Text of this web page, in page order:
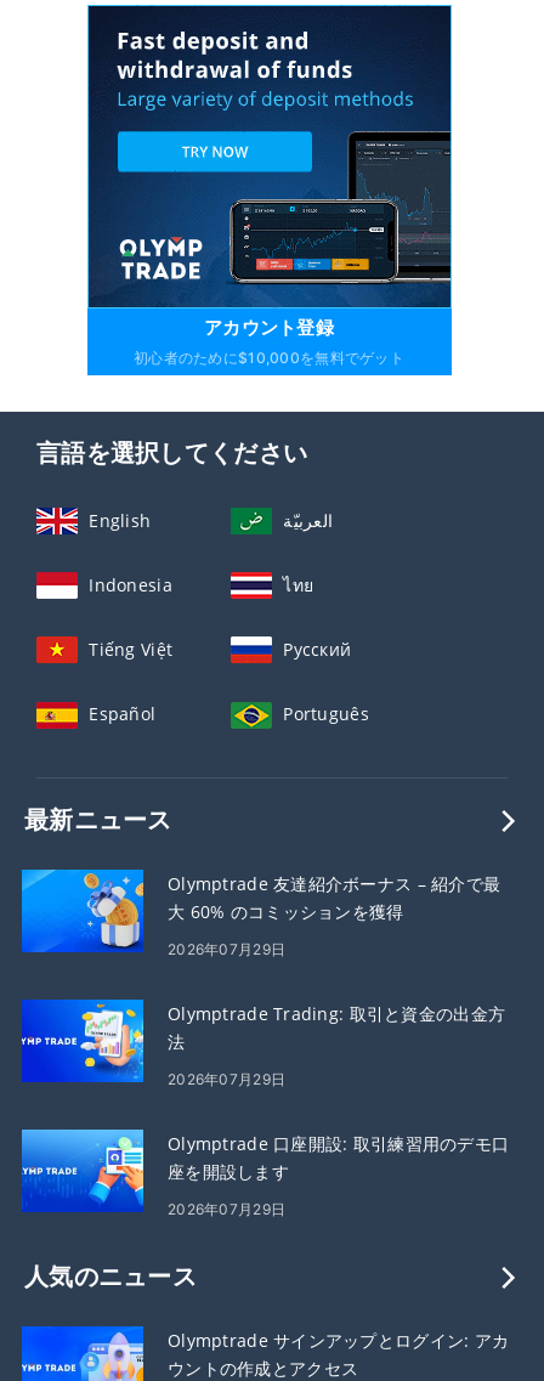
アカウント登録
初心者のために$10,000を無料でゲット
言語を選択してください
English العربيّة
Indonesia ไทย
Tiếng Việt Русский
Español Português
最新ニュース
Olymptrade 友達紹介ボーナス – 紹介で最
大 60% のコミッションを獲得
2026年07月29日
Olymptrade Trading: 取引と資金の出金方
法
2026年07月29日
Olymptrade 口座開設: 取引練習用のデモ口
座を開設します
2026年07月29日
人気のニュース
Olymptrade サインアップとログイン: アカ
ウントの作成とアクセス